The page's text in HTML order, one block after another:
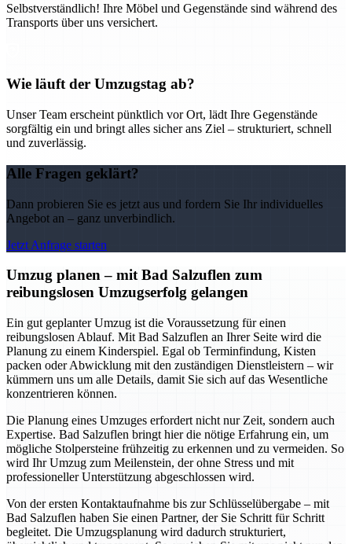
Selbstverständlich! Ihre Möbel und Gegenstände sind während des
Transports über uns versichert.
Wie läuft der Umzugstag ab?
Unser Team erscheint pünktlich vor Ort, lädt Ihre Gegenstände
sorgfältig ein und bringt alles sicher ans Ziel – strukturiert, schnell
und zuverlässig.
Alle Fragen geklärt?
Dann probieren Sie es jetzt aus und fordern Sie Ihr individuelles
Angebot an – ganz unverbindlich.
Jetzt Anfrage starten
Umzug planen – mit Bad Salzuflen zum
reibungslosen Umzugserfolg gelangen
Ein gut geplanter Umzug ist die Voraussetzung für einen
reibungslosen Ablauf. Mit Bad Salzuflen an Ihrer Seite wird die
Planung zu einem Kinderspiel. Egal ob Terminfindung, Kisten
packen oder Abwicklung mit den zuständigen Dienstleistern – wir
kümmern uns um alle Details, damit Sie sich auf das Wesentliche
konzentrieren können.
Die Planung eines Umzuges erfordert nicht nur Zeit, sondern auch
Expertise. Bad Salzuflen bringt hier die nötige Erfahrung ein, um
mögliche Stolpersteine frühzeitig zu erkennen und zu vermeiden. So
wird Ihr Umzug zum Meilenstein, der ohne Stress und mit
professioneller Unterstützung abgeschlossen wird.
Von der ersten Kontaktaufnahme bis zur Schlüsselübergabe – mit
Bad Salzuflen haben Sie einen Partner, der Sie Schritt für Schritt
begleitet. Die Umzugsplanung wird dadurch strukturiert,